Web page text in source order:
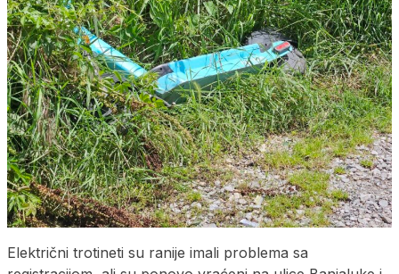
Električni trotineti su ranije imali problema sa